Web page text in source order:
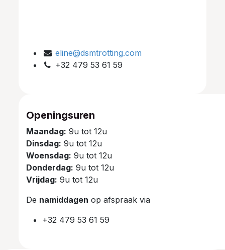
eline@dsmtrotting.com
+32 479 53 61 59
Openingsuren
Maandag: 9u tot 12u
Dinsdag: 9u tot 12u
Woensdag: 9u tot 12u
Donderdag: 9u tot 12u
Vrijdag: 9u tot 12u
De namiddagen op afspraak via
+32 479 53 61 59